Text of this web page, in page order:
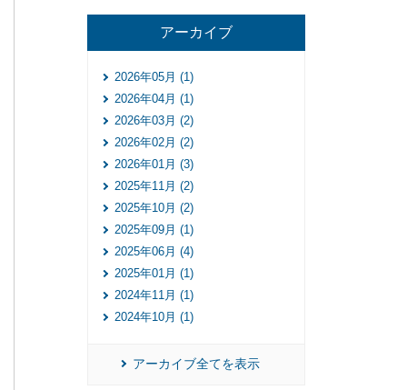
アーカイブ
2026年05月 (1)
2026年04月 (1)
2026年03月 (2)
2026年02月 (2)
2026年01月 (3)
2025年11月 (2)
2025年10月 (2)
2025年09月 (1)
2025年06月 (4)
2025年01月 (1)
2024年11月 (1)
2024年10月 (1)
アーカイブ全てを表示